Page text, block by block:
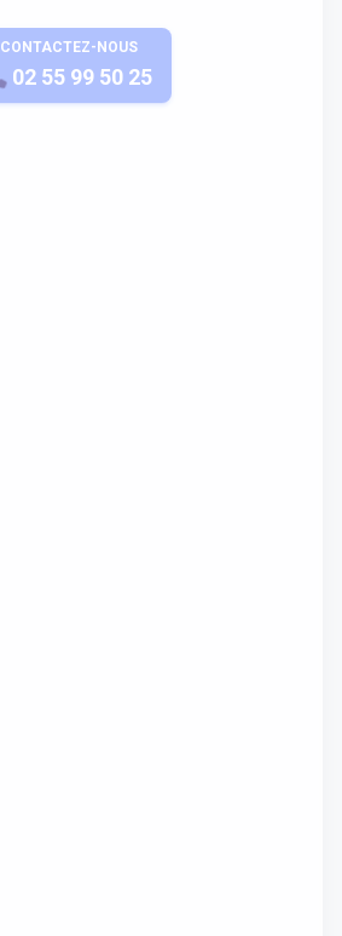
CONTACTEZ-NOUS
APPELEZ-NOUS
02 55 99 50 25